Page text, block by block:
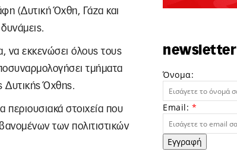
(Δυτική Όχθη, Γάζα και
να εκκενώσει όλους τους
τμήματα
Δυτικής Όχθης.
περιουσιακά στοιχεία που
των πολιτιστικών
newsletter
Όνομα:
Email: *
Εγγραφή